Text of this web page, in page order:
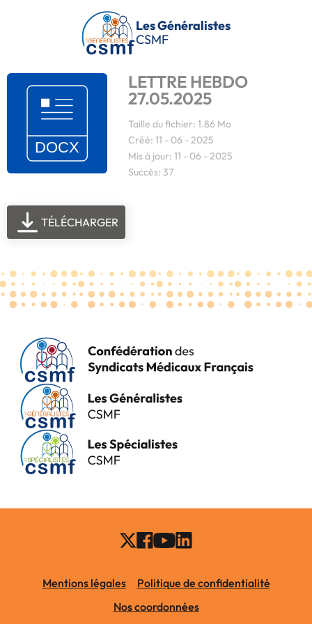
Passer au contenu principal
Les Généralistes
CSMF
LETTRE HEBDO
27.05.2025
Taille du fichier: 1.86 Mo
Créé: 11 - 06 - 2025
Mis à jour: 11 - 06 - 2025
Succès: 37
TÉLÉCHARGER
Mentions légales
Politique de confidentialité
Nos coordonnées